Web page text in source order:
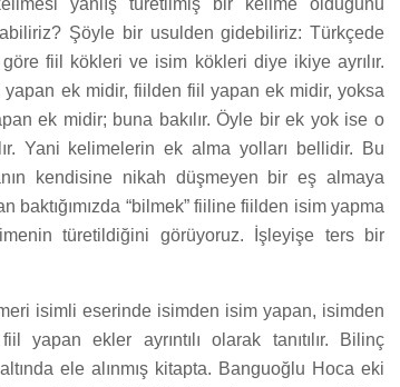
yanlış türetilmiş bir kelime olduğunu
Şöyle bir usulden gidebiliriz: Türkçede
fiil kökleri ve isim kökleri diye ikiye ayrılır.
ek midir, fiilden fiil yapan ek midir, yoksa
ek midir; buna bakılır. Öyle bir ek yok ise o
Yani kelimelerin ek alma yolları bellidir. Bu
kendisine nikah düşmeyen bir eş almaya
baktığımızda “bilmek” fiiline fiilden isim yapma
türetildiğini görüyoruz. İşleyişe ters bir
isimli eserinde isimden isim yapan, isimden
ekler ayrıntılı olarak tanıtılır. Bilinç
ele alınmış kitapta. Banguoğlu Hoca eki